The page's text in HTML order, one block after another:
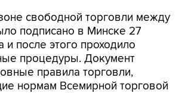
свободной торговли между
подписано в Минске 27
после этого проходило
процедуры. Документ
правила торговли,
нормам Всемирной торговой